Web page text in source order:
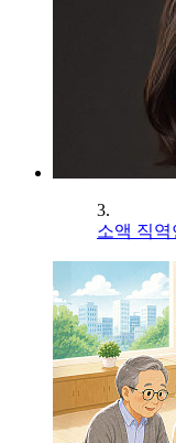
3.
소액 직